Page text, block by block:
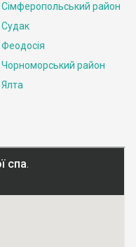
Сімферопольський район
Судак
Феодосія
Чорноморський район
Ялта